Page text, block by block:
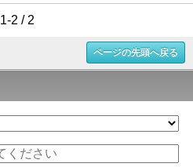
1-2 / 2
ページの先頭へ戻る